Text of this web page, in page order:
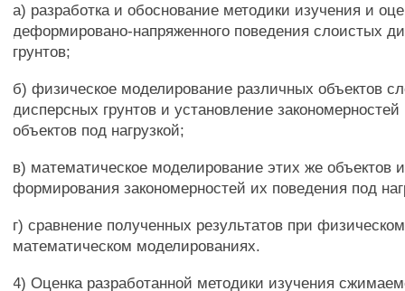
а) разработка и обоснование методики изучения и
деформировано-напряженного поведения слоистых
грунтов;
б) физическое моделирование различных объектов
дисперсных грунтов и установление
объектов под нагрузкой;
в) математическое моделирование этих же объектов
формирования закономерностей их поведения под
г) сравнение полученных результатов при
математическом моделированиях.
4) Оценка разработанной методики изучения